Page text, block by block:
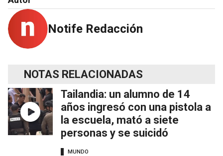
Notife Redacción
NOTAS RELACIONADAS
Tailandia: un alumno de 14
años ingresó con una pistola a
la escuela, mató a siete
personas y se suicidó
MUNDO